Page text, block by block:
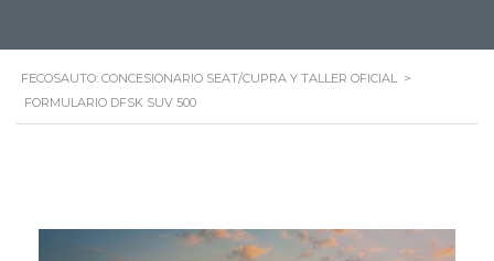
FECOSAUTO: CONCESIONARIO SEAT/CUPRA Y TALLER OFICIAL >
FORMULARIO DFSK SUV 500